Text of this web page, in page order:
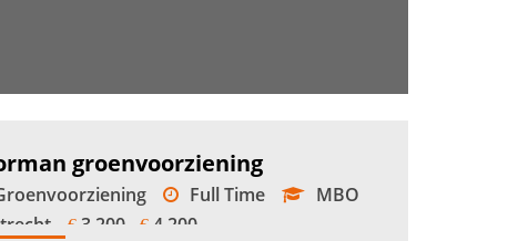
groenvoorziening
Full Time
MBO
€ 3.200 -€ 4.200